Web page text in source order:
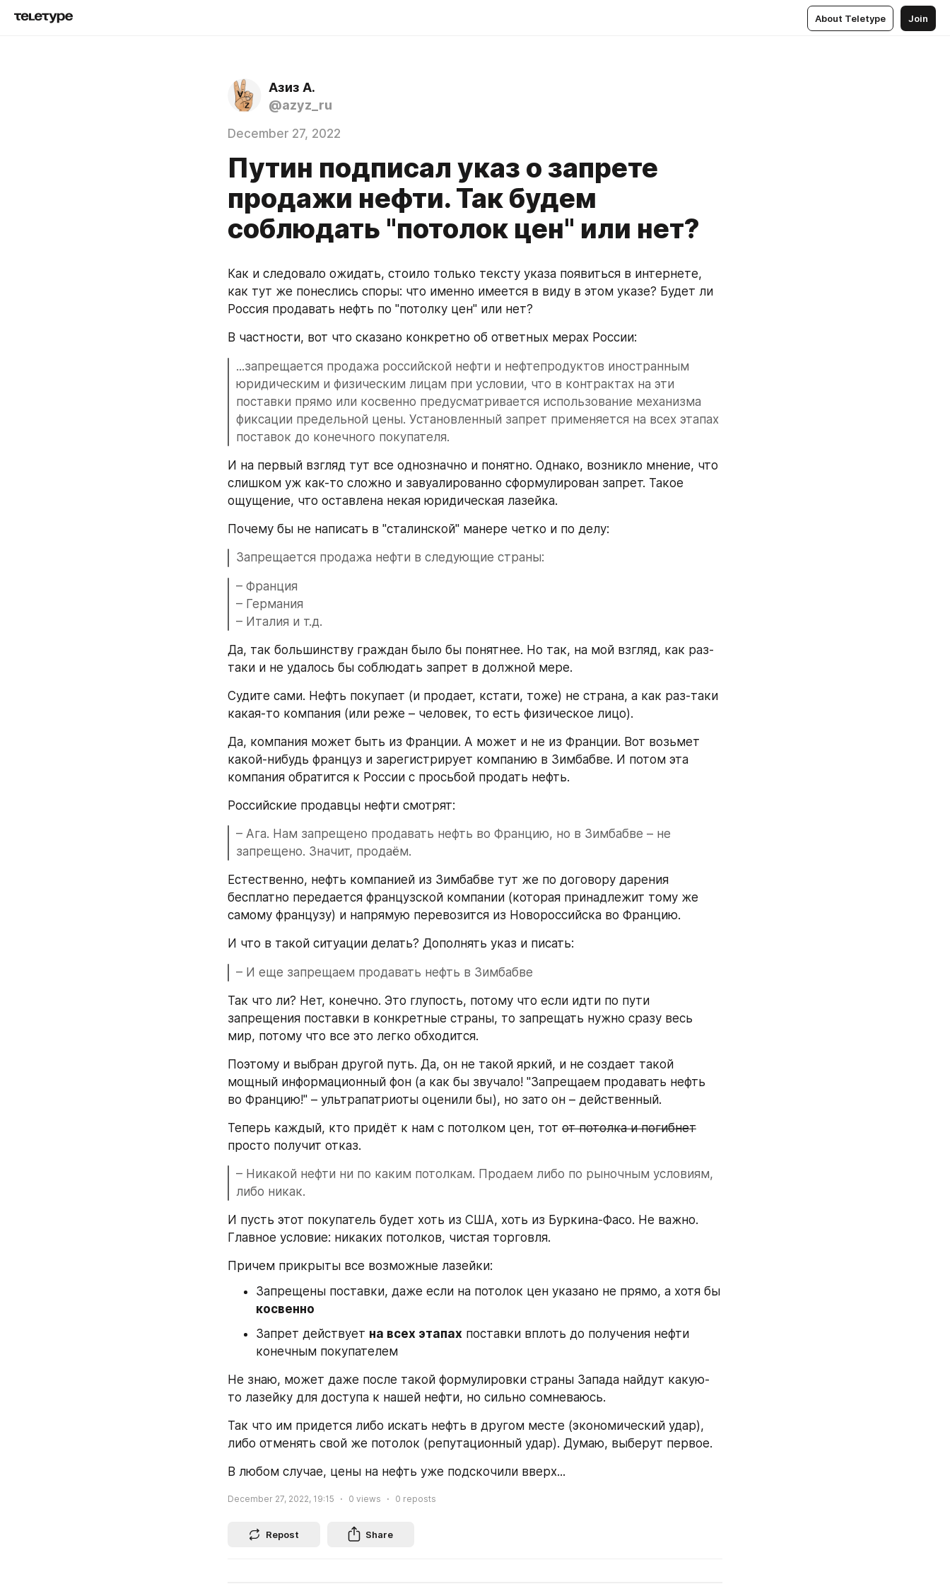
About Teletype Join
Азиз А.
@azyz_ru
December 27, 2022
Путин подписал указ о запрете
продажи нефти. Так будем
соблюдать "потолок цен" или нет?
Как и следовало ожидать, стоило только тексту указа появиться в интернете,
как тут же понеслись споры: что именно имеется в виду в этом указе? Будет ли
Россия продавать нефть по "потолку цен" или нет?
В частности, вот что сказано конкретно об ответных мерах России:
...запрещается продажа российской нефти и нефтепродуктов иностранным
юридическим и физическим лицам при условии, что в контрактах на эти
поставки прямо или косвенно предусматривается использование механизма
фиксации предельной цены. Установленный запрет применяется на всех этапах
поставок до конечного покупателя.
И на первый взгляд тут все однозначно и понятно. Однако, возникло мнение, что
слишком уж как-то сложно и завуалированно сформулирован запрет. Такое
ощущение, что оставлена некая юридическая лазейка.
Почему бы не написать в "сталинской" манере четко и по делу:
Запрещается продажа нефти в следующие страны:
– Франция
– Германия
– Италия и т.д.
Да, так большинству граждан было бы понятнее. Но так, на мой взгляд, как раз-
таки и не удалось бы соблюдать запрет в должной мере.
Судите сами. Нефть покупает (и продает, кстати, тоже) не страна, а как раз-таки
какая-то компания (или реже – человек, то есть физическое лицо).
Да, компания может быть из Франции. А может и не из Франции. Вот возьмет
какой-нибудь француз и зарегистрирует компанию в Зимбабве. И потом эта
компания обратится к России с просьбой продать нефть.
Российские продавцы нефти смотрят:
– Ага. Нам запрещено продавать нефть во Францию, но в Зимбабве – не
запрещено. Значит, продаём.
Естественно, нефть компанией из Зимбабве тут же по договору дарения
бесплатно передается французской компании (которая принадлежит тому же
самому французу) и напрямую перевозится из Новороссийска во Францию.
И что в такой ситуации делать? Дополнять указ и писать:
– И еще запрещаем продавать нефть в Зимбабве
Так что ли? Нет, конечно. Это глупость, потому что если идти по пути
запрещения поставки в конкретные страны, то запрещать нужно сразу весь
мир, потому что все это легко обходится.
Поэтому и выбран другой путь. Да, он не такой яркий, и не создает такой
мощный информационный фон (а как бы звучало! "Запрещаем продавать нефть
во Францию!" – ультрапатриоты оценили бы), но зато он – действенный.
Теперь каждый, кто придёт к нам с потолком цен, тот от потолка и погибнет
просто получит отказ.
– Никакой нефти ни по каким потолкам. Продаем либо по рыночным условиям,
либо никак.
И пусть этот покупатель будет хоть из США, хоть из Буркина-Фасо. Не важно.
Главное условие: никаких потолков, чистая торговля.
Причем прикрыты все возможные лазейки:
косвенно
Запрет действует на всех этапах поставки вплоть до получения нефти
конечным покупателем
Не знаю, может даже после такой формулировки страны Запада найдут какую-
то лазейку для доступа к нашей нефти, но сильно сомневаюсь.
Так что им придется либо искать нефть в другом месте (экономический удар),
либо отменять свой же потолок (репутационный удар). Думаю, выберут первое.
В любом случае, цены на нефть уже подскочили вверх...
December 27, 2022, 19:15 0 views 0 reposts
Repost Share